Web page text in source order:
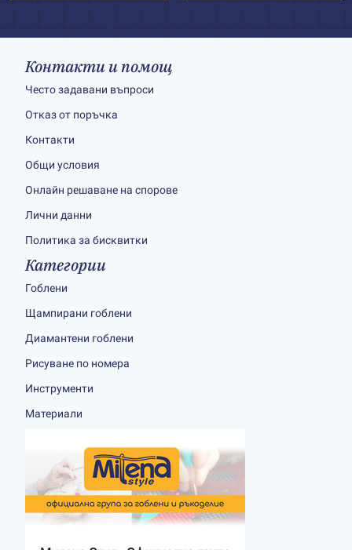
Контакти и помощ
Често задавани въпроси
Отказ от поръчка
Контакти
Общи условия
Онлайн решаване на спорове
Лични данни
Политика за бисквитки
Категории
Гоблени
Щампирани гоблени
Диамантени гоблени
Рисуване по номера
Инструменти
Материали